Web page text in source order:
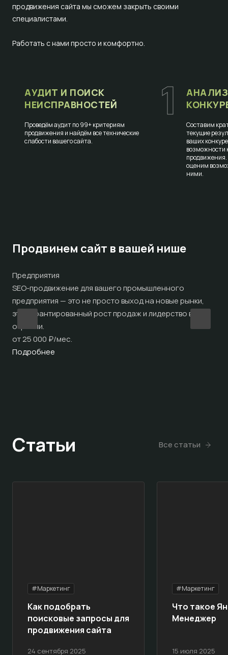
продвижения сайта мы сможем закрыть своими
специалистами.
Работать с нами просто и комфортно.
1
АУДИТ И ПОИСК
НЕИСПРАВНОСТЕЙ
Проведём аудит по 99+ критериям
продвижения и найдём все технические
слабости вашего сайта.
Составим
текущие
ваших
возможности
оценим
ними.
Продвинем сайт в вашей нише
Предприятия
SEO-продвижение для вашего промышленного
предприятия — это не просто выход на новые рынки,
это гарантированный рост продаж и лидерство в
отрасли.
от 25 000 ₽/мес.
Подробнее
Статьи Все статьи
#Маркетинг
24 сентября 2025
Как подобрать
поисковые запросы для
продвижения сайта
#Маркетинг
15 июля 2025
Что такое
Менеджер